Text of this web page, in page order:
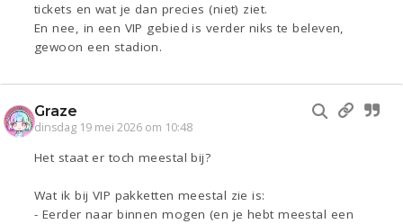
tickets en wat je dan precies (niet) ziet.
En nee, in een VIP gebied is verder niks te beleven,
gewoon een stadion.
Graze
dinsdag 19 mei 2026 om 10:48
Het staat er toch meestal bij?
Wat ik bij VIP pakketten meestal zie is:
- Eerder naar binnen mogen (en je hebt meestal een